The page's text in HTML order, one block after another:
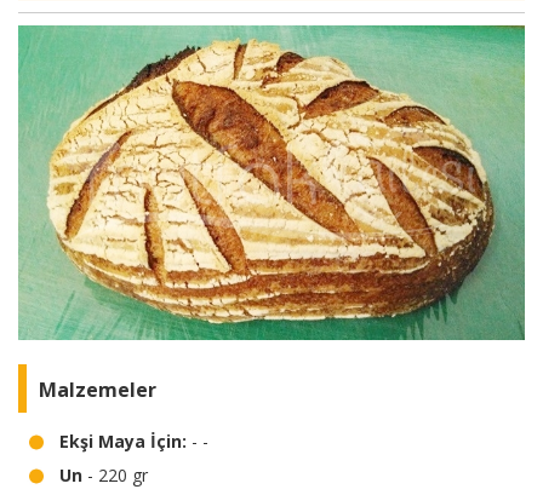
Malzemeler
Ekşi Maya İçin: - -
Un - 220 gr